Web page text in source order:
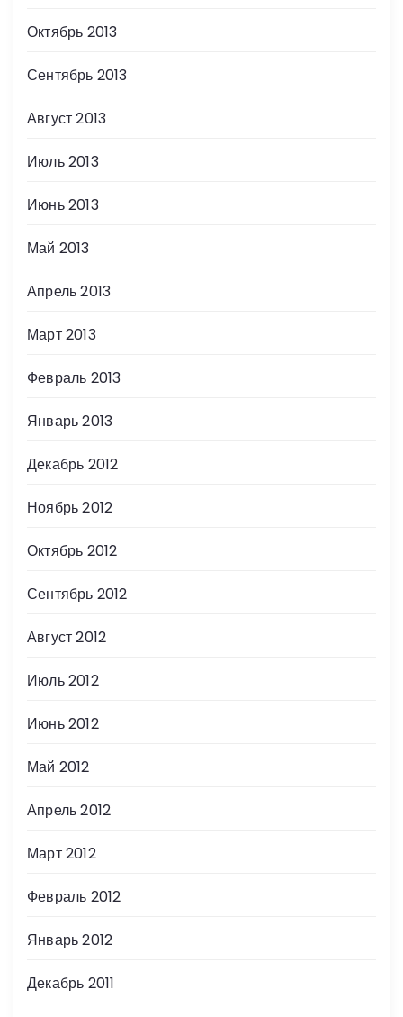
Октябрь 2013
Сентябрь 2013
Август 2013
Июль 2013
Июнь 2013
Май 2013
Апрель 2013
Март 2013
Февраль 2013
Январь 2013
Декабрь 2012
Ноябрь 2012
Октябрь 2012
Сентябрь 2012
Август 2012
Июль 2012
Июнь 2012
Май 2012
Апрель 2012
Март 2012
Февраль 2012
Январь 2012
Декабрь 2011